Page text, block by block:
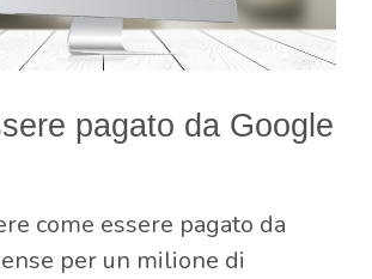
pagato da Google
come essere pagato da
per un milione di